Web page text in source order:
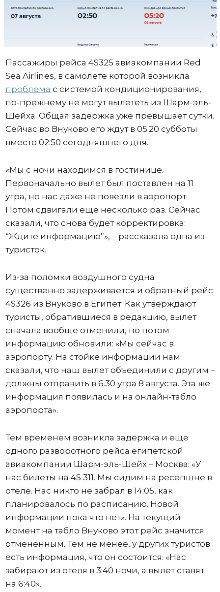
Пассажиры рейса 4S325 авиакомпании Red
Sea Airlines, в самолете которой возникла
проблема с системой кондиционирования,
по-прежнему не могут вылететь из Шарм-эль-
Шейха. Общая задержка уже превышает сутки.
Сейчас во Внуково его ждут в 05:20 субботы
вместо 02:50 сегодняшнего дня.
«Мы с ночи находимся в гостинице.
Первоначально вылет был поставлен на 11
утра, но нас даже не повезли в аэропорт.
Потом сдвигали еще несколько раз. Сейчас
сказали, что снова будет корректировка:
“Ждите информацию”», – рассказала одна из
туристок.
Из-за поломки воздушного судна
существенно задерживается и обратный рейс
4S326 из Внуково в Египет. Как утверждают
туристы, обратившиеся в редакцию, вылет
сначала вообще отменили, но потом
информацию обновили: «Мы сейчас в
аэропорту. На стойке информации нам
сказали, что наш вылет объединили с другим –
должны отправить в 6.30 утра 8 августа. Эта же
информация появилась и на онлайн-табло
аэропорта».
Тем временем возникла задержка и еще
одного разворотного рейса египетской
авиакомпании Шарм-эль-Шейх – Москва: «У
нас билеты на 4S 311. Мы сидим на ресепшне в
отеле. Нас никто не забрал в 14:05, как
планировалось по расписанию. Новой
информации пока что нет». На текущий
момент на табло Внуково этот рейс значится
отмененным. Тем не менее, у других туристов
есть информация, что он состоится: «Нас
забирают из отеля в 3:40 ночи, а вылет ставят
на 6:40».